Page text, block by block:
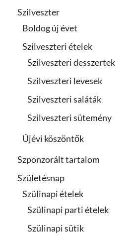
Szilveszter
Boldog új évet
Szilveszteri ételek
Szilveszteri desszertek
Szilveszteri levesek
Szilveszteri saláták
Szilveszteri sütemény
Újévi köszöntők
Szponzorált tartalom
Születésnap
Szülinapi ételek
Szülinapi parti ételek
Szülinapi sütik